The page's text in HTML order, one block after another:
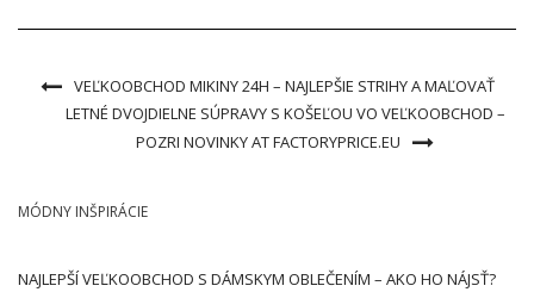
VEĽKOOBCHOD MIKINY 24H – NAJLEPŠIE STRIHY A MAĽOVAŤ
LETNÉ DVOJDIELNE SÚPRAVY S KOŠEĽOU VO VEĽKOOBCHOD –
POZRI NOVINKY AT FACTORYPRICE.EU
MÓDNY INŠPIRÁCIE
NAJLEPŠÍ VEĽKOOBCHOD S DÁMSKYM OBLEČENÍM – AKO HO NÁJSŤ?